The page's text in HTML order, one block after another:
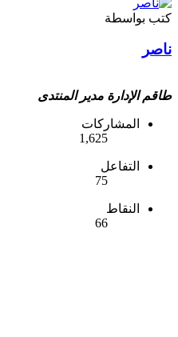
كتب بواسطة
ناصر
طاقم الإدارة مدير المنتدى
المشاركات
1,625
التفاعل
75
النقاط
66